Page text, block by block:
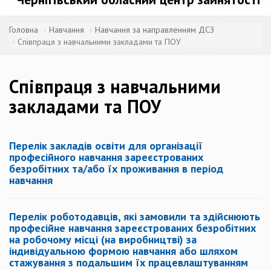
Головна Навчання
Навчання за направленням ДСЗ
Співпраця з навчальними закладами та ПОУ
Співпраця з навчальними
закладами та ПОУ
Перелік закладів освіти для організації
професійного навчання зареєстрованих
безробітних та/або їх проживання в період
навчання
Перелік роботодавців, які замовили та здійснюють
професійне навчання зареєстрованих безробітних
на робочому місці (на виробництві) за
індивідуальною формою навчання або шляхом
стажування з подальшим їх працевлаштуванням